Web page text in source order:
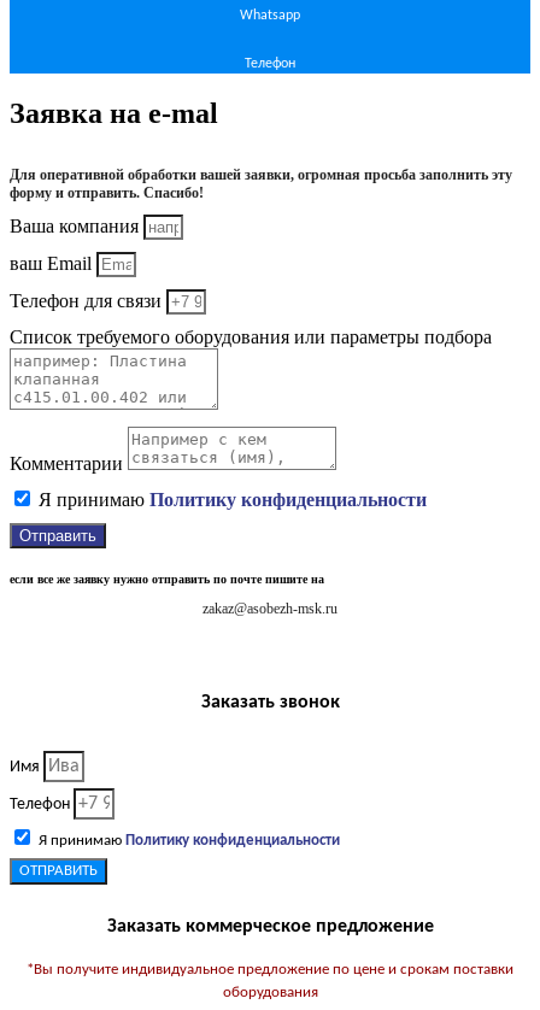
Whatsapp
Телефон
Заявка на e-mal
Для оперативной обработки вашей заявки, огромная просьба заполнить эту
форму и отправить. Спасибо!
Ваша компания
ваш Email
Телефон для связи
Список требуемого оборудования или параметры подбора
Комментарии
Я принимаю Политику конфиденциальности
Отправить
если все же заявку нужно отправить по почте пишите на
zakaz@asobezh-msk.ru
Заказать звонок
Имя
Телефон
Я принимаю Политику конфиденциальности
ОТПРАВИТЬ
Заказать коммерческое предложение
*Вы получите индивидуальное предложение по цене и срокам поставки
оборудования